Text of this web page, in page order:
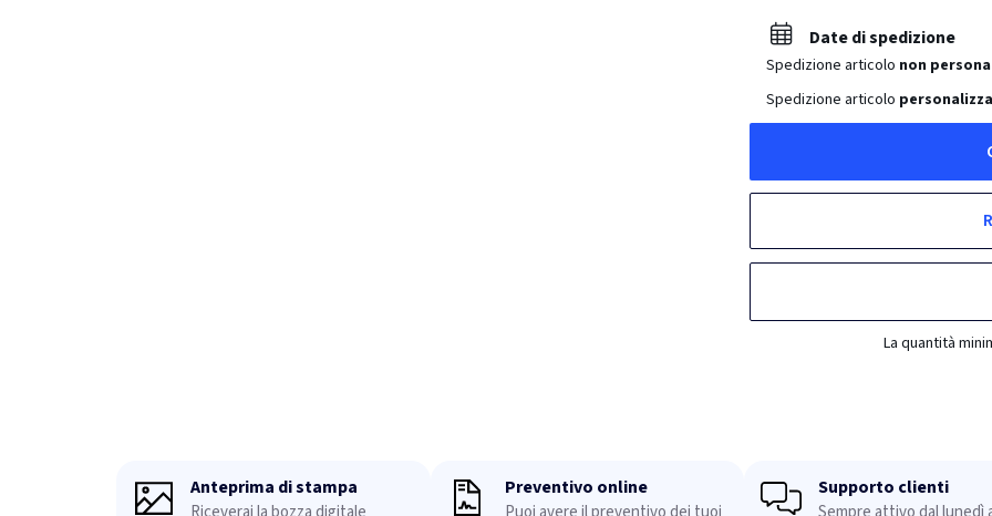
Date di spedizione
Spedizione articolo non
Spedizione articolo
La quantità
Anteprima di stampa Preventivo online Supporto clienti